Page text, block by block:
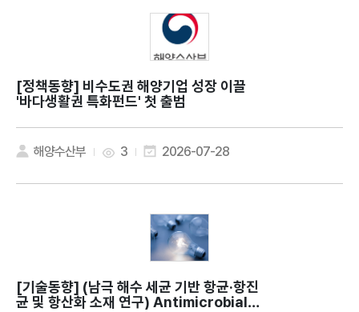
[정책동향]
'바다생활권 특화펀드' 첫 출범
해양수산부 3 2026-07-28
[기술동향]
균 및 항산화 소재 연구) Antimicrobial a